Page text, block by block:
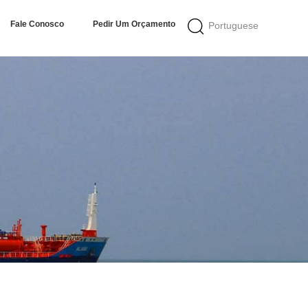
Portuguese
Fale Conosco Pedir Um Orçamento